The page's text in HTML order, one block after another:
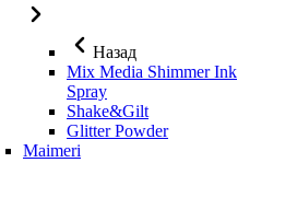
Назад
Mix Media Shimmer Ink
Spray
Shake&Gilt
Glitter Powder
Maimeri